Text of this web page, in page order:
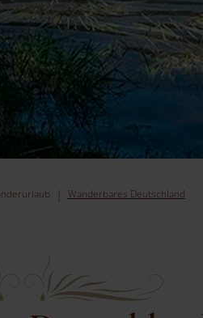
Wanderbares Deutschland